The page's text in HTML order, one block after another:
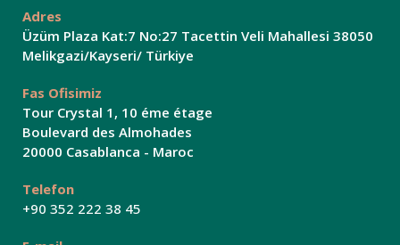
Adres
Üzüm Plaza Kat:7 No:27 Tacettin Veli Mahallesi 38050
Melikgazi/Kayseri/ Türkiye
Fas Ofisimiz
Tour Crystal 1, 10 éme étage
Boulevard des Almohades
20000 Casablanca - Maroc
Telefon
+90 352 222 38 45